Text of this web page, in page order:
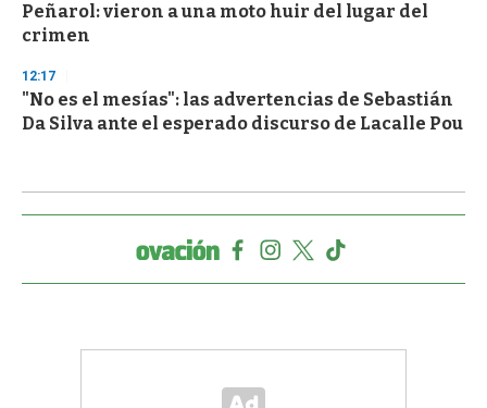
Peñarol: vieron a una moto huir del lugar del
crimen
12:17
"No es el mesías": las advertencias de Sebastián
Da Silva ante el esperado discurso de Lacalle Pou